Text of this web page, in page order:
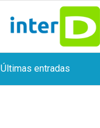
Últimas entradas